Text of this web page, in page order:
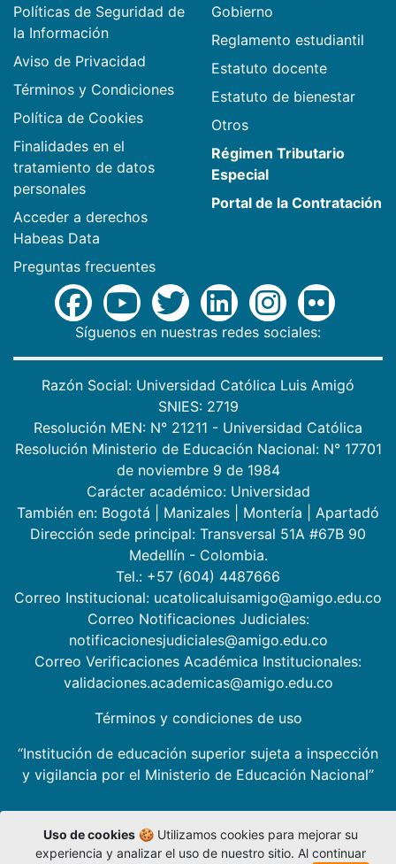
Políticas de Seguridad de
la Información
Aviso de Privacidad
Términos y Condiciones
Política de Cookies
Finalidades en el
tratamiento de datos
personales
Acceder a derechos
Habeas Data
Preguntas frecuentes
Gobierno
Reglamento estudiantil
Estatuto docente
Estatuto de bienestar
Otros
Régimen Tributario
Especial
Portal de la Contratación
Síguenos en nuestras redes sociales:
Razón Social: Universidad Católica Luis Amigó
SNIES: 2719
Resolución MEN: N° 21211 - Universidad Católica
Resolución Ministerio de Educación Nacional: N° 17701
de noviembre 9 de 1984
Carácter académico: Universidad
También en: Bogotá Manizales Montería
Apartadó
Dirección sede principal: Transversal 51A #67B 90
Medellín - Colombia.
Tel.: +57 (604) 4487666
Correo Institucional: ucatolicaluisamigo@amigo.edu.co
Correo Notificaciones Judiciales:
notificacionesjudiciales@amigo.edu.co
Correo Verificaciones Académica Institucionales:
validaciones.academicas@amigo.edu.co
Términos y condiciones de uso
“Institución de educación superior sujeta a inspección
y vigilancia por el Ministerio de Educación Nacional”
Uso de cookies🍪 Utilizamos cookies para mejorar su
experiencia y analizar el uso de nuestro sitio. Al continuar